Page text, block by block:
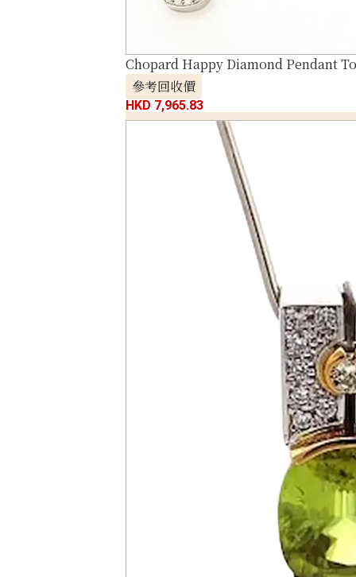
Chopard Happy Diamond Pendant
參考回收價
HKD 7,965.83